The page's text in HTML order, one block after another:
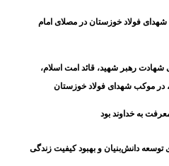
فولاد خوزستان در مصلای امام
رهبر شهید، قائد امت اسلام،
در موکب شهدای فولاد خوزستان
به خداوند بود
توسعه دانش‌بنیان و بهبود کیفیت زندگی